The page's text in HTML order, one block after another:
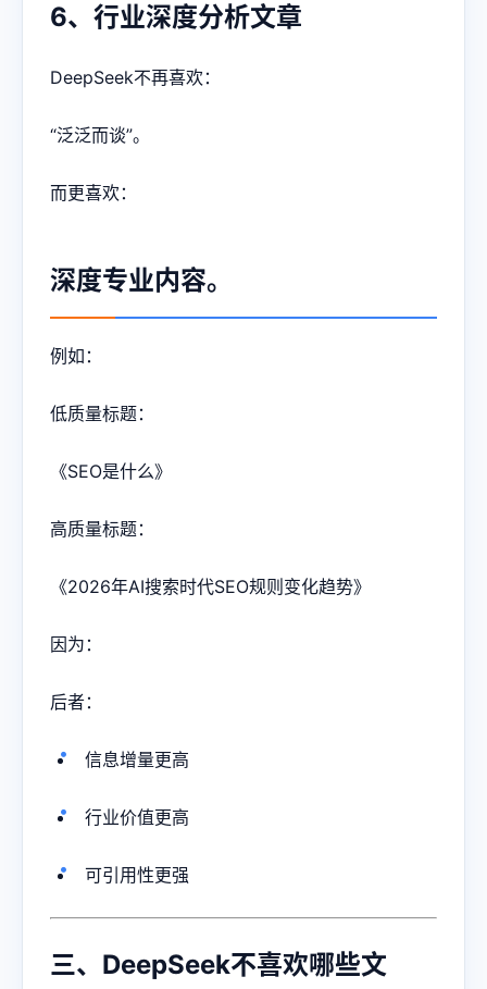
6、行业深度分析文章
DeepSeek不再喜欢：
“泛泛而谈”。
而更喜欢：
深度专业内容。
例如：
低质量标题：
《SEO是什么》
高质量标题：
《2026年AI搜索时代SEO规则变化趋势》
因为：
后者：
信息增量更高
行业价值更高
可引用性更强
三、DeepSeek不喜欢哪些文